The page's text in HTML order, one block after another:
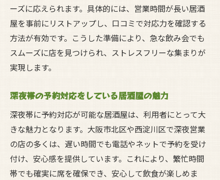
ーズに応えられます。具体的には、営業時間が長い居酒
屋を事前にリストアップし、口コミで対応力を確認する
方法が有効です。こうした準備により、急な飲み会でも
スムーズに店を見つけられ、ストレスフリーな集まりが
実現します。
深夜帯の予約対応をしている居酒屋の魅力
深夜帯に予約対応が可能な居酒屋は、利用者にとって大
きな魅力となります。大阪市北区や西淀川区で深夜営業
の店の多くは、遅い時間でも電話やネットで予約を受け
付け、安心感を提供しています。これにより、繁忙時間
帯でも確実に席を確保でき、安心して飲食が楽しめま